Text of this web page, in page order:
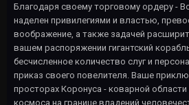
Благодаря своему торговому ордеру -
наделен привилегиями и властью,
воображение, а также задачей
вашем распоряжении гигантский
бесчисленное количество слуг и
приказ своего повелителя. Ваше
просторах Коронуса - коварной
космоса на границе владений